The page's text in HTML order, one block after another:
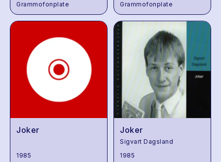
Grammofonplate
Grammofonplate
Joker
1985
Joker
Sigvart Dagsland
1985